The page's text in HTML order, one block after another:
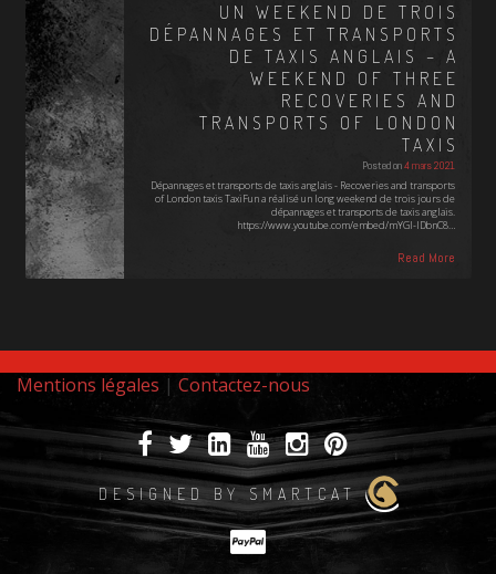
UN WEEKEND DE TROIS
DÉPANNAGES ET TRANSPORTS
DE TAXIS ANGLAIS – A
WEEKEND OF THREE
RECOVERIES AND
TRANSPORTS OF LONDON
TAXIS
Posted on4 mars 2021
Dépannages et transports de taxis anglais - Recoveries and transports
of London taxis TaxiFun a réalisé un long weekend de trois jours de
dépannages et transports de taxis anglais.
https://www.youtube.com/embed/mYGI-IDbnC8…
Read More
Mentions légales | Contactez-nous
DESIGNED BY SMARTCAT